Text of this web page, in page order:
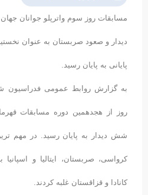
مسابقات روز سوم واترپلو جوانان
دیدار و صعود صربستان به عنوان
پایانی به پایان رسید.
به گزارش روابط عمومی فدراسیون
روز از هجدهمین دوره مسابقات
شش دیدار به پایان رسید. در مهم
کرواسی، صربستان، ایتالیا و اسپانیا
کانادا و قزاقستان غلبه کردند.